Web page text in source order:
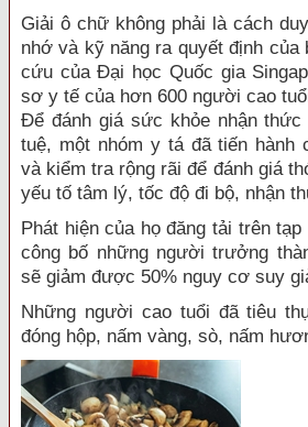
Giải ô chữ không phải là cách
nhớ và kỹ năng ra quyết định của
cứu của Đại học Quốc gia
sơ y tế của hơn 600 người cao
Để đánh giá sức khỏe nhận
tuệ, một nhóm y tá đã tiến hành
và kiểm tra rộng rãi để đánh giá
yếu tố tâm lý, tốc độ đi bộ, nhận
Phát hiện của họ đăng tải trên
công bố những người trưởng
sẽ giảm được 50% nguy cơ suy
Những người cao tuổi đã tiêu
đóng hộp, nấm vàng, sò, nấm